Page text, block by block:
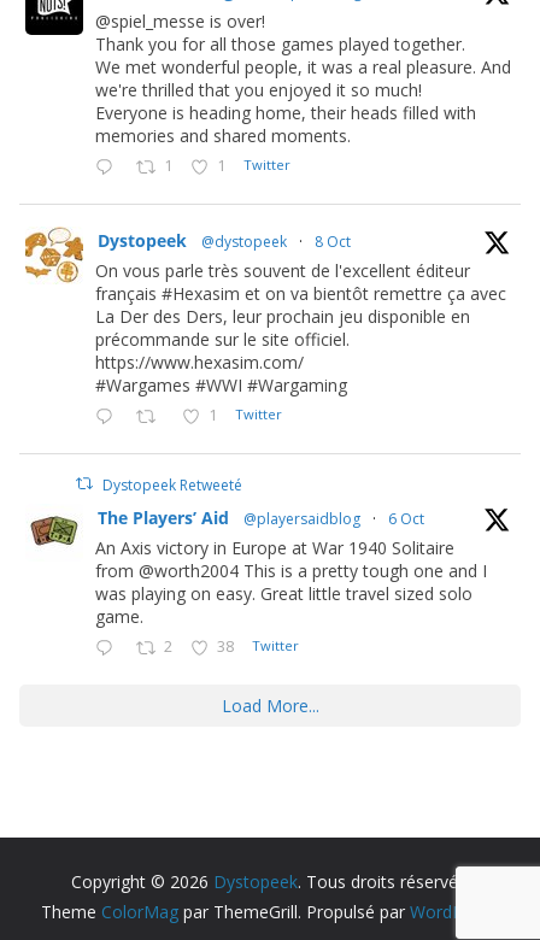
@spiel_messe is over!
Thank you for all those games played together.
We met wonderful people, it was a real pleasure. And
we're thrilled that you enjoyed it so much!
Everyone is heading home, their heads filled with
memories and shared moments.
1 1 Twitter
Dystopeek @dystopeek · 8 Oct
On vous parle très souvent de l'excellent éditeur
français #Hexasim et on va bientôt remettre ça avec
La Der des Ders, leur prochain jeu disponible en
précommande sur le site officiel.
https://www.hexasim.com/
#Wargames #WWI #Wargaming
1 Twitter
Dystopeek Retweeté
The Players’ Aid @playersaidblog · 6 Oct
An Axis victory in Europe at War 1940 Solitaire
from @worth2004 This is a pretty tough one and I
was playing on easy. Great little travel sized solo
game.
2 38 Twitter
Load More...
Copyright © 2026 Dystopeek. Tous droits réservés.
Theme ColorMag par ThemeGrill. Propulsé par WordPress